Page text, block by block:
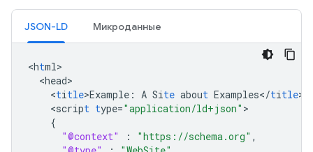
JSON-LD Микроданные
<html
<head
<title>Example : A Site about Examples</title
<script type="application/ld+json"
{
"@context"
: "https://schema.org" ,